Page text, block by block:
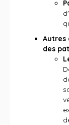
Autres
des